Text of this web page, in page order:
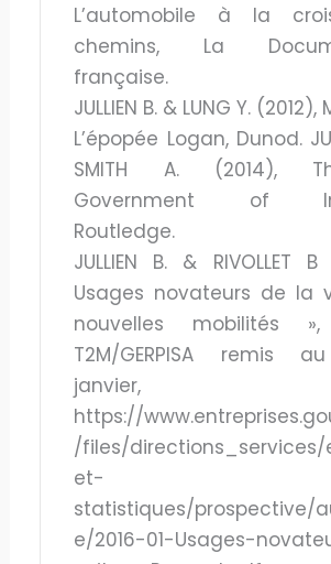
L’automobile à la
chemins, La
française.
JULLIEN B. & LUNG Y. (2012),
L’épopée Logan, Dunod.
SMITH A. (2014),
Government of
Routledge.
JULLIEN B. & RIVOLLET
Usages novateurs de la
nouvelles mobilités
T2M/GERPISA remis au
janvier,
https://
/files/
et-
statistiques/prospective/
e/2016-01-Usages-